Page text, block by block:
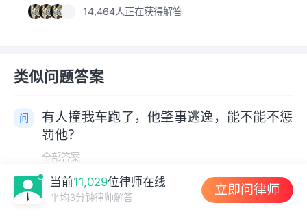
14,464人正在获得解答
类似问题答案
有人撞我车跑了，他肇事逃逸，能不能不惩
罚他？
全部答案
团伙盗窃罪量刑的标准是什么？
当前11,029位律师在线
平均3分钟律师解答 立即问律师